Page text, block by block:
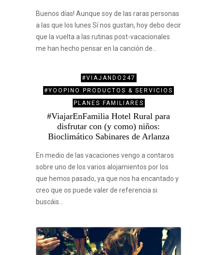
Buenos días! Aunque soy de las raras personas
a las que los lunes Sí nos gustan, hoy debo decir
que la vuelta a las rutinas post-vacacionales
me han hecho pensar en la canción de…
#VIAJANDO247
#YOOPINO PRODUCTOS & SERVICIOS
PLANES FAMILIARES
#ViajarEnFamilia Hotel Rural para
disfrutar con (y como) niños:
Bioclimático Sabinares de Arlanza
En medio de las vacaciones vengo a contaros
sobre uno de los varios alojamientos por los
que hemos pasado, ya que nos ha encantado y
creo que os puede valer de referencia si
buscáis…